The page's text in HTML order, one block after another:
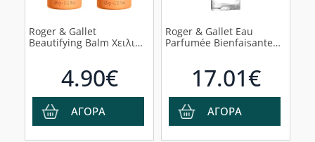
Roger & Gallet
Beautifying Balm Χειλιών
4.90€
ΑΓΟΡΑ
Roger & Gallet Eau
Parfumée Bienfaisante
17.01€
ΑΓΟΡΑ